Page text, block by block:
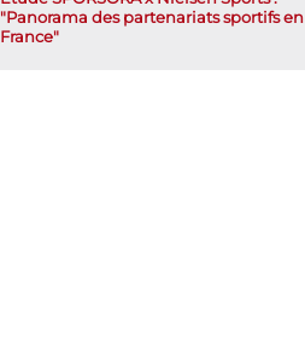
"Panorama des partenariats sportifs en
France"